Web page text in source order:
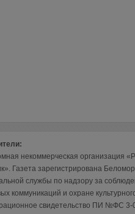
некоммерческая организация
Газета зарегистрирована
службы по надзору за
коммуникаций и охране
свидетельство ПИ №ФС 3-